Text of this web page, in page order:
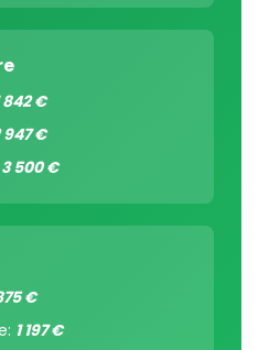
842 €
947 €
3 500 €
€
1 197 €